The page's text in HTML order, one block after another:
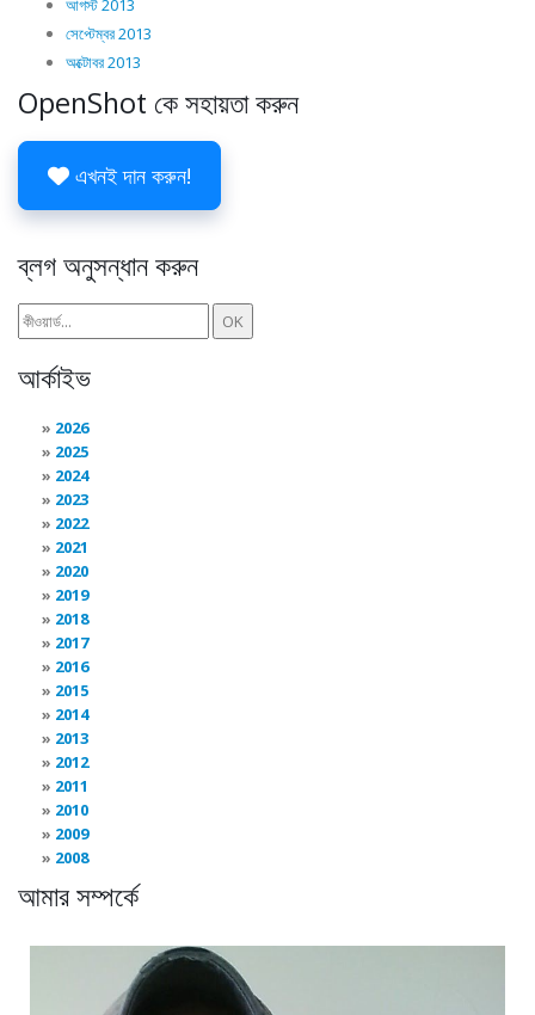
আগস্ট 2013
সেপ্টেম্বর 2013
অক্টোবর 2013
OpenShot কে সহায়তা করুন
এখনই দান করুন!
ব্লগ অনুসন্ধান করুন
আর্কাইভ
2026
2025
2024
2023
2022
2021
2020
2019
2018
2017
2016
2015
2014
2013
2012
2011
2010
2009
2008
আমার সম্পর্কে